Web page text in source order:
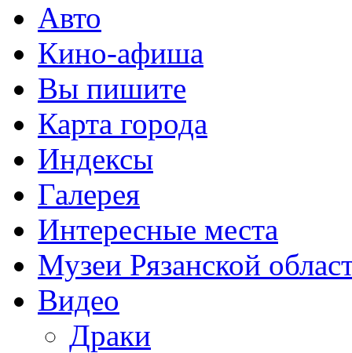
Авто
Кино-афиша
Вы пишите
Карта города
Индексы
Галерея
Интересные места
Музеи Рязанской
Видео
Драки